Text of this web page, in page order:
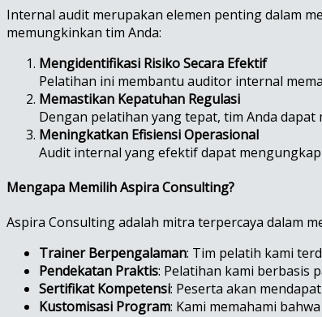
Internal audit merupakan elemen penting dalam
memungkinkan tim Anda:
Mengidentifikasi Risiko Secara Efektif
Pelatihan ini membantu auditor internal
Memastikan Kepatuhan Regulasi
Dengan pelatihan yang tepat, tim Anda
Meningkatkan Efisiensi Operasional
Audit internal yang efektif dapat
Mengapa Memilih Aspira Consulting?
Aspira Consulting adalah mitra terpercaya dalam
Trainer Berpengalaman: Tim pelatih kami
Pendekatan Praktis: Pelatihan kami berbasis
Sertifikat Kompetensi: Peserta akan
Kustomisasi Program: Kami memahami